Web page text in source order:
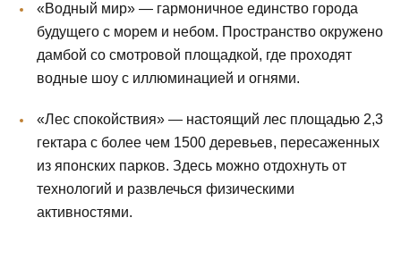
«Водный мир» — гармоничное единство города
будущего с морем и небом. Пространство окружено
дамбой со смотровой площадкой, где проходят
водные шоу с иллюминацией и огнями.
«Лес спокойствия» — настоящий лес площадью 2,3
гектара с более чем 1500 деревьев, пересаженных
из японских парков. Здесь можно отдохнуть от
технологий и развлечься физическими
активностями.